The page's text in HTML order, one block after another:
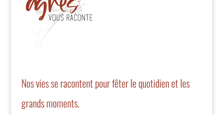
Nos vies se racontent pour fêter le quotidien et les
grands moments.